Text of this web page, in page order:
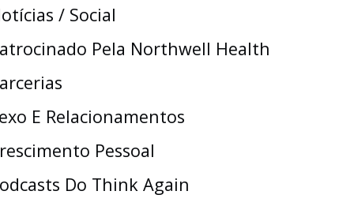
/ Social
Pela Northwell Health
E Relacionamentos
Pessoal
Do Think Again